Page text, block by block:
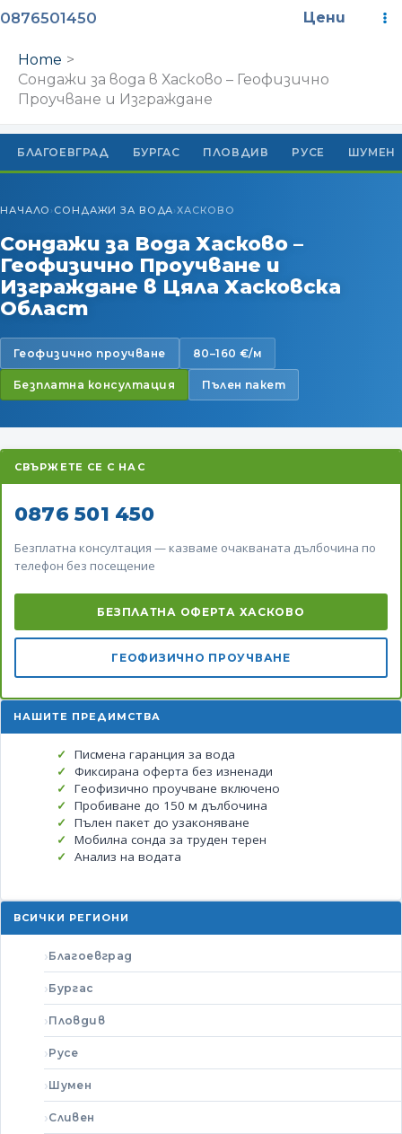
Skip
content
0876501450 Цени
Home
Сондажи за вода в Хасково – Геофизично
Проучване и Изграждане
БЛАГОЕВГРАД БУРГАС ПЛОВДИВ РУСЕ ШУМЕН
НАЧАЛО › СОНДАЖИ ЗА ВОДА›ХАСКОВО
Сондажи за Вода Хасково –
Геофизично Проучване и
Изграждане в Цяла Хасковска
Област
Геофизично проучване 80–160 €/м
Безплатна консултация Пълен пакет
СВЪРЖЕТЕ СЕ С НАС
0876 501 450
Безплатна консултация — казваме очакваната дълбочина по
телефон без посещение
БЕЗПЛАТНА ОФЕРТА ХАСКОВО
ГЕОФИЗИЧНО ПРОУЧВАНЕ
НАШИТЕ ПРЕДИМСТВА
Писмена гаранция за вода
Фиксирана оферта без изненади
Геофизично проучване включено
Пробиване до 150 м дълбочина
Пълен пакет до узаконяване
Мобилна сонда за труден терен
Анализ на водата
ВСИЧКИ РЕГИОНИ
Благоевград
Бургас
Пловдив
Русе
Шумен
Сливен